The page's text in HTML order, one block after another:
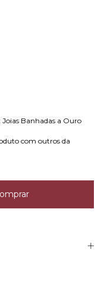
Banhadas a Ouro
com outros da